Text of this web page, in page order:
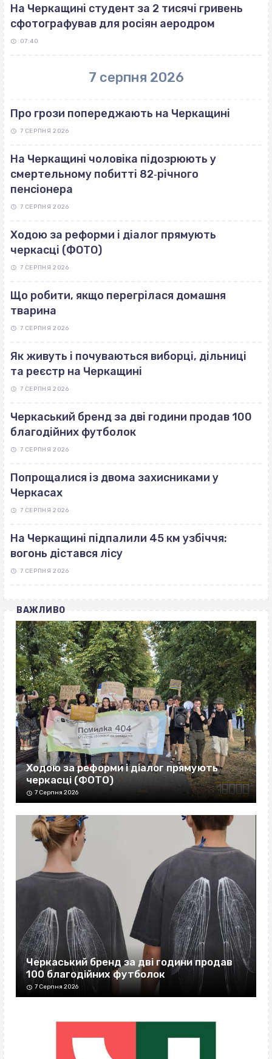
На Черкащині студент за 2 тисячі гривень
сфотографував для росіян аеродром
07:40
7 серпня 2026
Про грози попереджають на Черкащині
7 СЕРПНЯ 2026
На Черкащині чоловіка підозрюють у
смертельному побитті 82‐річного
пенсіонера
7 СЕРПНЯ 2026
Ходою за реформи і діалог прямують
черкасці (ФОТО)
7 СЕРПНЯ 2026
Що робити, якщо перегрілася домашня
тварина
7 СЕРПНЯ 2026
Як живуть і почуваються виборці, дільниці
та реєстр на Черкащині
7 СЕРПНЯ 2026
Черкаський бренд за дві години продав 100
благодійних футболок
7 СЕРПНЯ 2026
Попрощалися із двома захисниками у
Черкасах
7 СЕРПНЯ 2026
На Черкащині підпалили 45 км узбіччя:
вогонь дістався лісу
7 СЕРПНЯ 2026
ВАЖЛИВО
Ходою за реформи і діалог прямують
черкасці (ФОТО)
7 Серпня 2026
Черкаський бренд за дві години продав
100 благодійних футболок
7 Серпня 2026